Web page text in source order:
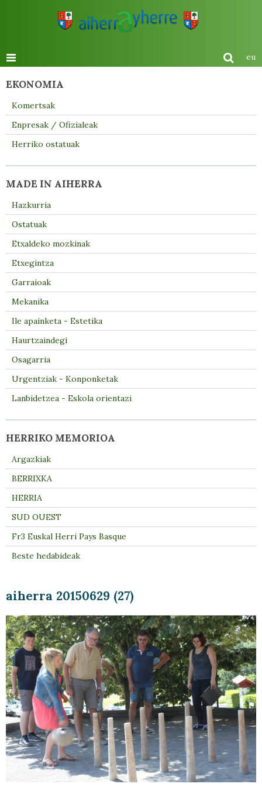
eu
aiherra 20150629 (27)
EKONOMIA
Komertsak
Enpresak / Ofizialeak
Herriko ostatuak
MADE IN AIHERRA
Hazkurria
Ostatuak
Etxaldeko mozkinak
Etxegintza
Garraioak
Mekanika
Ile apainketa - Estetika
Haurtzaindegi
Osagarria
Urgentziak - Konponketak
Lanbidetzea - Eskola orientazi
HERRIKO MEMORIOA
Argazkiak
BERRIXKA
HERRIA
SUD OUEST
Fr3 Euskal Herri Pays Basque
Beste hedabideak